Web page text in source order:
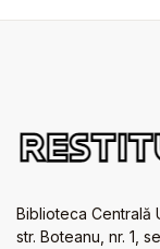
Biblioteca Centrală
str. Boteanu, nr. 1,